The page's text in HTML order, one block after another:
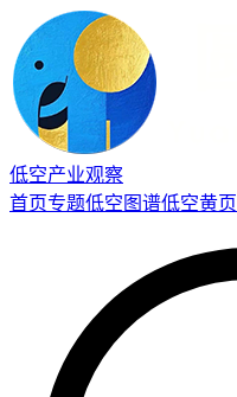
低空产业观察
首页专题低空图谱低空黄页